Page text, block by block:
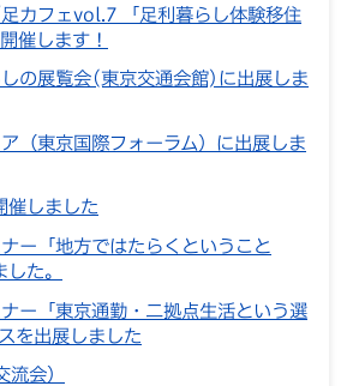
カフェvol.7 「足利暮らし体験移住
催します！
の展覧会(東京交通会館)に出展しま
（東京国際フォーラム）に出展しま
催しました
ー「地方ではたらくということ
た。
ー「東京通勤・二拠点生活という選
を出展しました
会）